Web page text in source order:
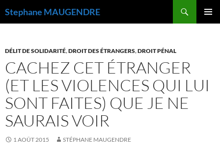
Stephane MAUGENDRE
DÉLIT DE SOLIDARITÉ,DROIT DES ÉTRANGERS,DROIT PÉNAL
CACHEZ CET ÉTRANGER
(ET LES VIOLENCES QUI LUI
SONT FAITES) QUE JE NE
SAURAIS VOIR
1 AOÛT 2015 STÉPHANE MAUGENDRE